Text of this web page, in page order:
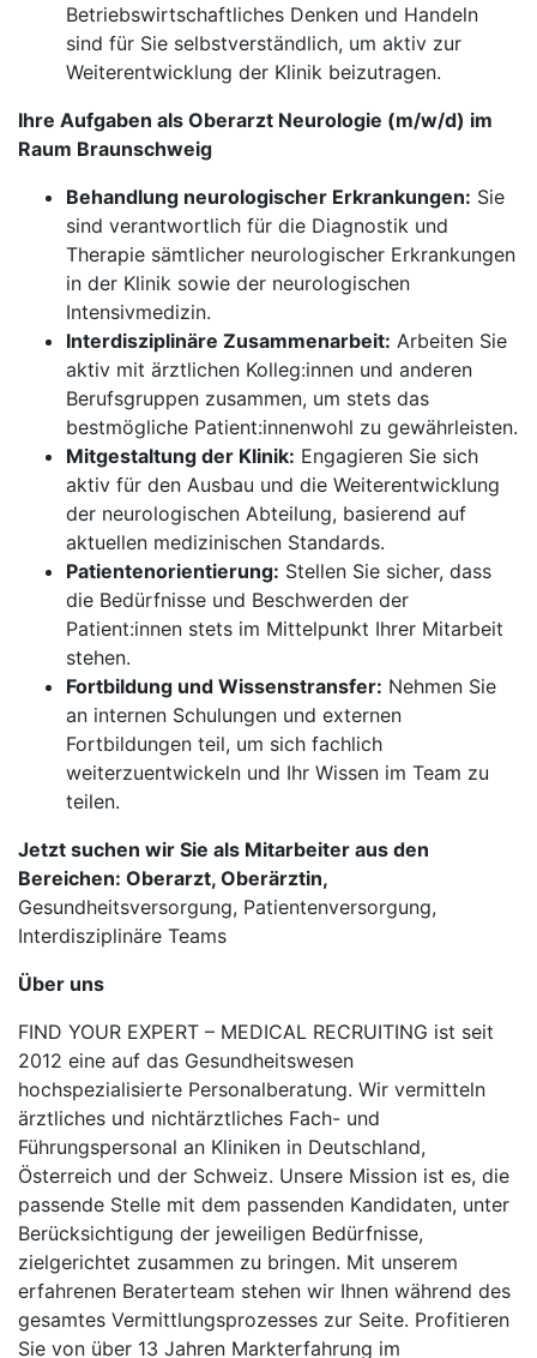
Betriebswirtschaftliches Denken und Handeln
sind für Sie selbstverständlich, um aktiv zur
Weiterentwicklung der Klinik beizutragen.
Ihre Aufgaben als Oberarzt Neurologie (m/w/d) im
Raum Braunschweig
Behandlung neurologischer Erkrankungen: Sie
sind verantwortlich für die Diagnostik und
Therapie sämtlicher neurologischer Erkrankungen
in der Klinik sowie der neurologischen
Intensivmedizin.
Interdisziplinäre Zusammenarbeit: Arbeiten Sie
aktiv mit ärztlichen Kolleg:innen und anderen
Berufsgruppen zusammen, um stets das
bestmögliche Patient:innenwohl zu gewährleisten.
Mitgestaltung der Klinik: Engagieren Sie sich
aktiv für den Ausbau und die Weiterentwicklung
der neurologischen Abteilung, basierend auf
aktuellen medizinischen Standards.
Patientenorientierung: Stellen Sie sicher, dass
die Bedürfnisse und Beschwerden der
Patient:innen stets im Mittelpunkt Ihrer Mitarbeit
stehen.
Fortbildung und Wissenstransfer: Nehmen Sie
an internen Schulungen und externen
Fortbildungen teil, um sich fachlich
weiterzuentwickeln und Ihr Wissen im Team zu
teilen.
Jetzt suchen wir Sie als Mitarbeiter aus den
Bereichen: Oberarzt, Oberärztin,
Gesundheitsversorgung, Patientenversorgung,
Interdisziplinäre Teams
Über uns
FIND YOUR EXPERT – MEDICAL RECRUITING ist seit
2012 eine auf das Gesundheitswesen
hochspezialisierte Personalberatung. Wir vermitteln
ärztliches und nichtärztliches Fach- und
Führungspersonal an Kliniken in Deutschland,
Österreich und der Schweiz. Unsere Mission ist es, die
passende Stelle mit dem passenden Kandidaten, unter
Berücksichtigung der jeweiligen Bedürfnisse,
zielgerichtet zusammen zu bringen. Mit unserem
erfahrenen Beraterteam stehen wir Ihnen während des
gesamtes Vermittlungsprozesses zur Seite. Profitieren
Sie von über 13 Jahren Markterfahrung im